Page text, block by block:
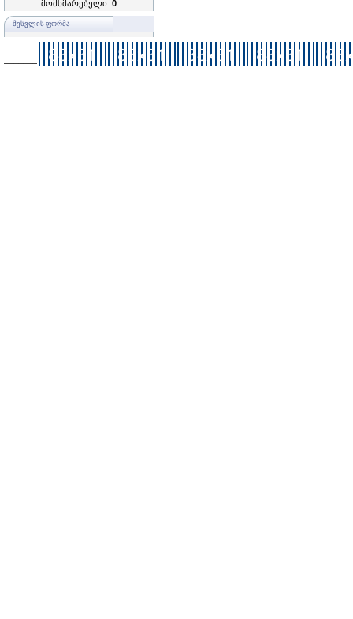
მომხმარებელი: 0
ᲨᲔᲡᲕᲚᲘᲡ ᲤᲝᲠᲛᲐ
–––––––